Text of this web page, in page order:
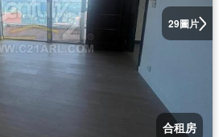
29圖片
合租房